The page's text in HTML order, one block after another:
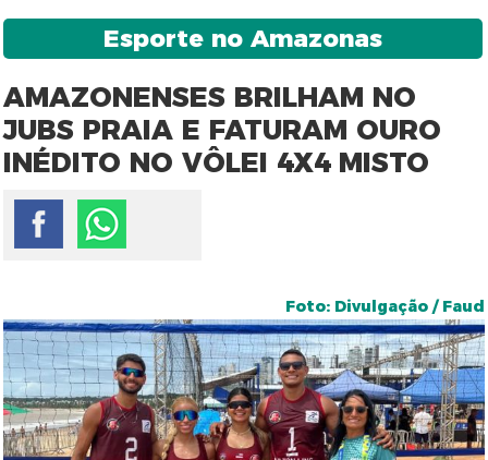
Esporte no Amazonas
AMAZONENSES BRILHAM NO
JUBS PRAIA E FATURAM OURO
INÉDITO NO VÔLEI 4X4 MISTO
Foto: Divulgação / Faud